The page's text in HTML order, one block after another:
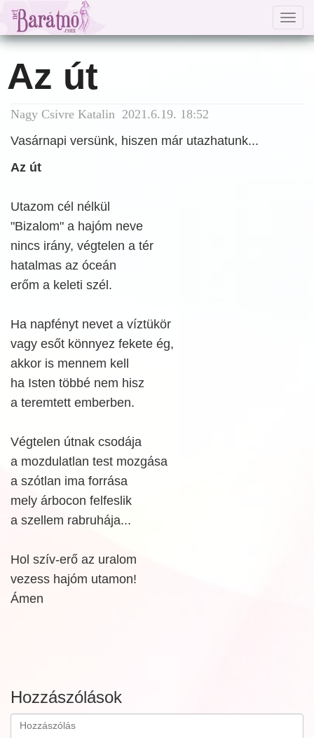
Az út
Nagy Csivre Katalin 2021.6.19. 18:52
Vasárnapi versünk, hiszen már utazhatunk...
Az út
Utazom cél nélkül
"Bizalom" a hajóm neve
nincs irány, végtelen a tér
hatalmas az óceán
erőm a keleti szél.
Ha napfényt nevet a víztükör
vagy esőt könnyez fekete ég,
akkor is mennem kell
ha Isten többé nem hisz
a teremtett emberben.
Végtelen útnak csodája
a mozdulatlan test mozgása
a szótlan ima forrása
mely árbocon felfeslik
a szellem rabruhája...
Hol szív-erő az uralom
vezess hajóm utamon!
Ámen
Hozzászólások